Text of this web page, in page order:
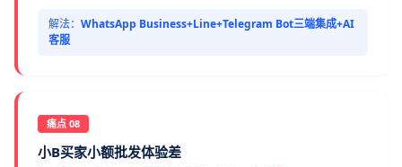
解法： WhatsApp Business+Line+Telegram Bot三端集成+AI
客服
痛点 08
小B买家小额批发体验差